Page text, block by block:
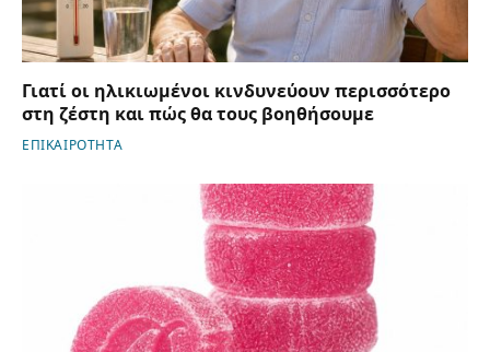
Γιατί οι ηλικιωμένοι κινδυνεύουν περισσότερο
στη ζέστη και πώς θα τους βοηθήσουμε
ΕΠΙΚΑΙΡΟΤΗΤΑ